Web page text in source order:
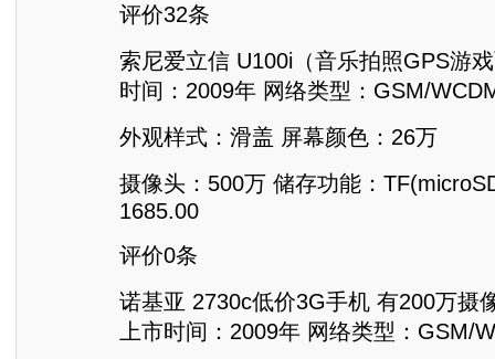
评价32条
索尼爱立信 U100i（音乐拍照GPS游
时间：2009年 网络类型：GSM/
外观样式：滑盖 屏幕颜色：26万
摄像头：500万 储存功能：
1685.00
评价0条
诺基亚 2730c低价3G手机 有200万摄
上市时间：2009年 网络类型：GSM/